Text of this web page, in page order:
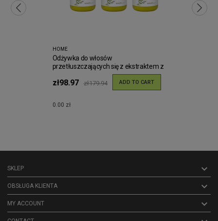
HOME
Odżywka do włosów
przetłuszczających się z ekstraktem z
mięty O'Herbal 500ml
zł98.97 zł179.94 ADD TO CART
0.00 zł
SKLEP 
OBSŁUGA KLIENTA 
MY ACCOUNT 